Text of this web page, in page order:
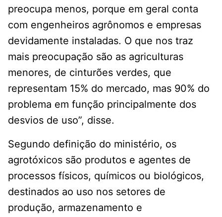
preocupa menos, porque em geral conta
com engenheiros agrônomos e empresas
devidamente instaladas. O que nos traz
mais preocupação são as agriculturas
menores, de cinturões verdes, que
representam 15% do mercado, mas 90% do
problema em função principalmente dos
desvios de uso”, disse.
Segundo definição do ministério, os
agrotóxicos são produtos e agentes de
processos físicos, químicos ou biológicos,
destinados ao uso nos setores de
produção, armazenamento e